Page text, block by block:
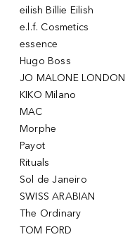
eilish Billie Eilish
e.l.f. Cosmetics
essence
Hugo Boss
JO MALONE LONDON
KIKO Milano
MAC
Morphe
Payot
Rituals
Sol de Janeiro
SWISS ARABIAN
The Ordinary
TOM FORD